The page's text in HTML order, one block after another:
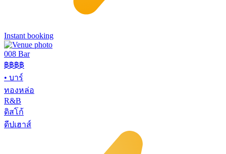
Instant booking
008 Bar
฿฿฿฿
• บาร์
ทองหล่อ
R&B
ดิสโก้
ดีปเฮาส์